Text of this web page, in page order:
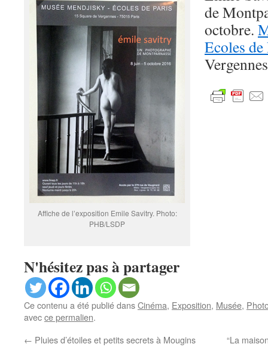
Affiche de l’exposition Emile Savitry. Photo:
PHB/LSDP
de
octobre.
Ecoles de
N'hésitez pas à partager
Ce contenu a été publié dansCinéma, Exposition, Musée,
avecce permalien.
← Pluies d’étoiles et petits secrets à Mougins “La